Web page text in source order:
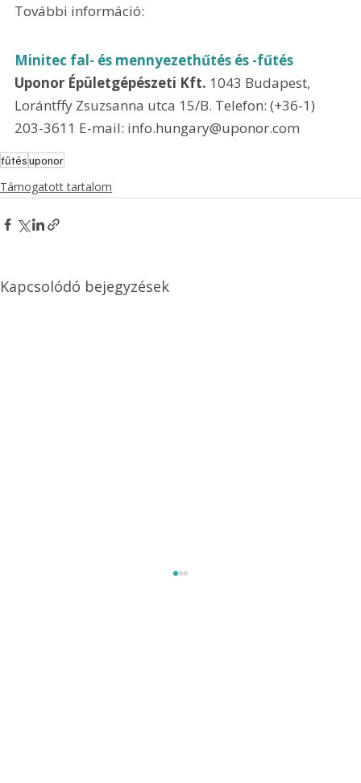
További információ:
Minitec fal- és mennyezethűtés és -fűtés
Uponor Épületgépészeti Kft. 1043 Budapest,
Lorántffy Zsuzsanna utca 15/B. Telefon: (+36-1)
203-3611 E-mail: info.hungary@uponor.com
fűtésuponor
Támogatott tartalom
Kapcsolódó bejegyzések